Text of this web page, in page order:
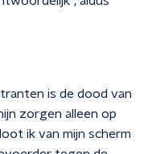
is de dood van
zorgen alleen op
ik van mijn scherm